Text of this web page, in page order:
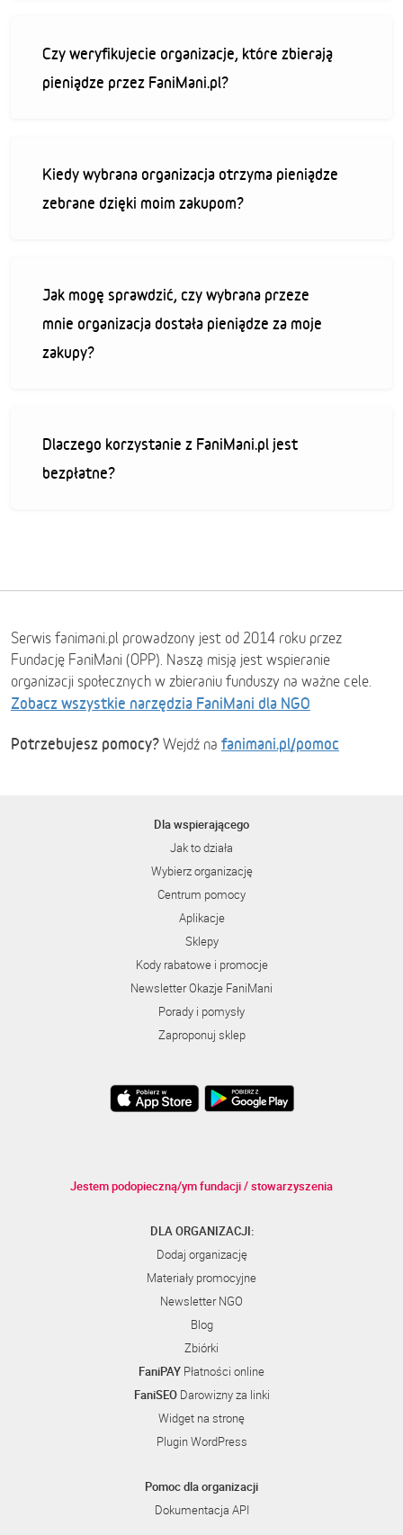
Czy weryfikujecie organizacje, które zbierają
pieniądze przez FaniMani.pl?
Kiedy wybrana organizacja otrzyma pieniądze
zebrane dzięki moim zakupom?
Jak mogę sprawdzić, czy wybrana przeze
mnie organizacja dostała pieniądze za moje
zakupy?
Dlaczego korzystanie z FaniMani.pl jest
bezpłatne?
Serwis fanimani.pl prowadzony jest od 2014 roku przez
Fundację FaniMani (OPP). Naszą misją jest wspieranie
organizacji społecznych w zbieraniu funduszy na ważne cele.
Zobacz wszystkie narzędzia FaniMani dla NGO
Potrzebujesz pomocy? Wejdź na fanimani.pl/pomoc
Dla wspierającego
Jak to działa
Wybierz organizację
Centrum pomocy
Aplikacje
Sklepy
Kody rabatowe i promocje
Newsletter Okazje FaniMani
Porady i pomysły
Zaproponuj sklep
Jestem podopieczną/ym fundacji / stowarzyszenia
DLA ORGANIZACJI:
Dodaj organizację
Materiały promocyjne
Newsletter NGO
Blog
Zbiórki
FaniPAY Płatności online
FaniSEODarowizny za linki
Widget na stronę
Plugin WordPress
Pomoc dla organizacji
Dokumentacja API